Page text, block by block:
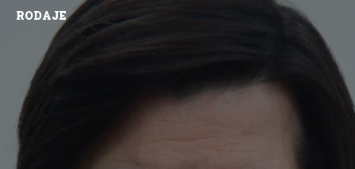
RODAJE